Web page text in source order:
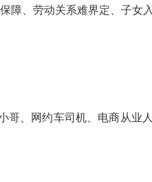
障、劳动关系难界定、子女
哥、网约车司机、电商从业